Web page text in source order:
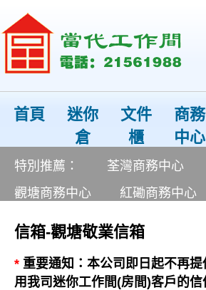
首頁
迷你
倉
文件
櫃
商務
中心
特別推薦： 荃灣商務中心
觀塘商務中心
紅磡商務中心
信箱-觀塘敬業信箱
* 重要通知：本公司即日起不再提
用我司迷你工作間(房間)客戶的信